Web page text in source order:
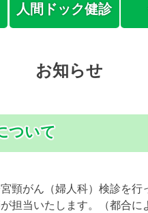
人間ドック健診
お知らせ
ついて
頸がん（婦人科）検診を行
担当いたします。（都合に